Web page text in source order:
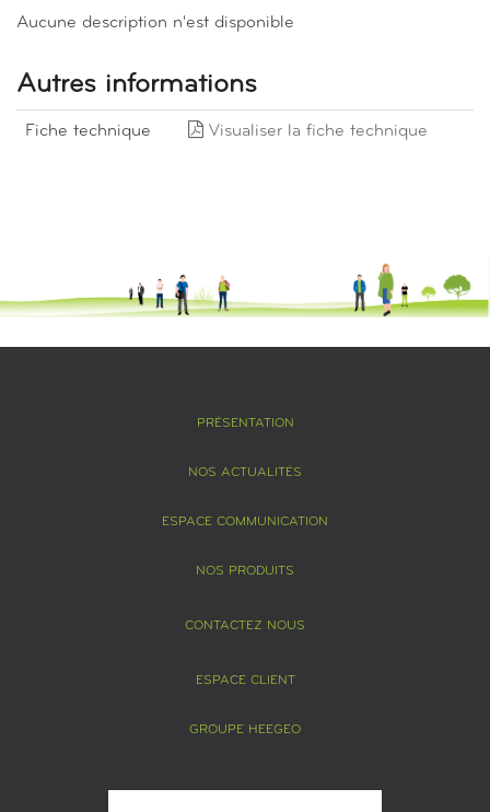
Aucune description n'est disponible
Autres informations
Fiche technique Visualiser la fiche technique
PRÉSENTATION
NOS ACTUALITÉS
ESPACE COMMUNICATION
NOS PRODUITS
CONTACTEZ NOUS
ESPACE CLIENT
GROUPE HEEGEO